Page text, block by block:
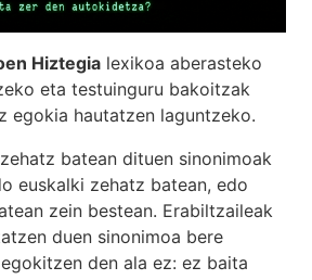
Hiztegia lexikoa aberasteko
eta testuinguru bakoitzak
egokia hautatzen laguntzeko.
batean dituen sinonimoak
euskalki zehatz batean, edo
zein bestean. Erabiltzaileak
duen sinonimoa bere
den ala ez: ez baita